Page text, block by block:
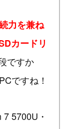
力を兼ね
カードリ
ですか
ですね！
5700U・